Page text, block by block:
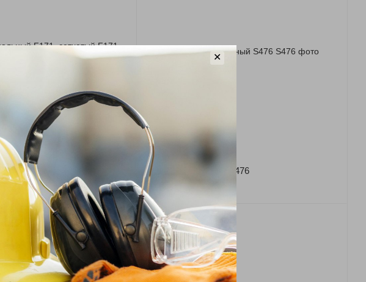
F171, сетчатый
Артикул: S476
Жилет сигнальный S476
351 грн
✕